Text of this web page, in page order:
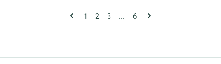
Pagina's
U lees momenteel pagina
1 Pagina
2 Pagina
3 ... Pagina
6